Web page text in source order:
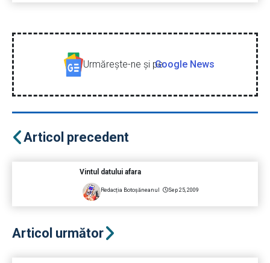
Urmăreşte-ne şi peGoogle News
Articol precedent
Vintul datului afara
Redacția Botoșăneanul Sep 25, 2009
Articol următor